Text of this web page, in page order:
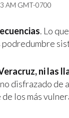
AM GMT-0700
. Lo
podredumbre
ni las
disfrazado de
los más